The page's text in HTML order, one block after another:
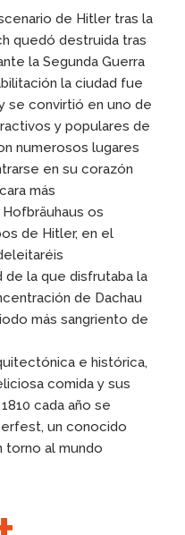
de Hitler tras la
quedó destruida tras
la Segunda Guerra
la ciudad fue
se convirtió en uno de
y populares de
numerosos lugares
en su corazón
más
os
de Hitler, en el
de la que disfrutaba la
de Dachau
más sangriento de
e histórica,
comida y sus
cada año se
un conocido
torno al mundo